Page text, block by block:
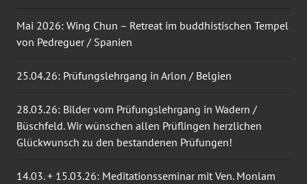
Mai 2026: Wing Chun – Retreat im buddhistischen Tempel
von Pedreguer / Spanien
25.04.26: Prüfungslehrgang in Arlon / Belgien
28.03.26: Bilder vom Prüfungslehrgang in Wadern /
Büschfeld. Wir wünschen allen Prüflingen herzlichen
Glückwunsch zu den bestandenen Prüfungen!
14.03. + 15.03.26: Meditationsseminar mit Ven. Monlam